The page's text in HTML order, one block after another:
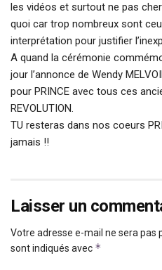
les vidéos et surtout ne pas
quoi car trop nombreux sont
interprétation pour justifier
A quand la cérémonie
jour l’annonce de Wendy
pour PRINCE avec tous ces
REVOLUTION.
TU resteras dans nos coeurs
jamais !!
Laisser un
Votre adresse e-mail ne sera pas
sont indiqués avec *